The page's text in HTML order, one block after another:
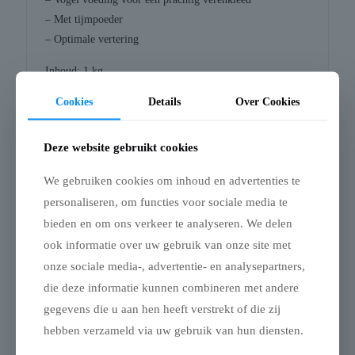
– Met tijmpoeder
– Optimale vertering
Inhoud: 1 kg
Samenstelling: Zaden, granen, plantaardige bijproducten,
kruiden, vruchten (min. 3% waarvan 30% kiwi), ei en
eiproducten, plantaardige eiwitten, mineralen (2%
brandnetel en zeewier
ruwe as 3%, ruwe celstof 6%, calcium 0,9%, fosfor 0,4%,
lysine 0,2%, methionine 0,2%
Toevoegingen: Vitamine A 1600 IE, vitamine D3 520 IE,
vitamine E 4 mg, vitamine C 5,6 mg, koper 0,35 mg, EU
toegestane kleurstoffen
Cookies Details Over Cookies
Deze website gebruikt cookies
We gebruiken cookies om inhoud en advertenties te
personaliseren, om functies voor sociale media te
bieden en om ons verkeer te analyseren. We delen
ook informatie over uw gebruik van onze site met
onze sociale media-, advertentie- en analysepartners,
die deze informatie kunnen combineren met andere
gegevens die u aan hen heeft verstrekt of die zij
hebben verzameld via uw gebruik van hun diensten.